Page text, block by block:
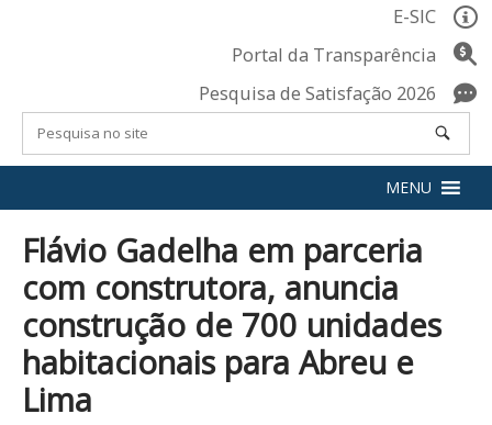
E-SIC
Portal da Transparência
Pesquisa de Satisfação 2026
MENU
Flávio Gadelha em parceria
com construtora, anuncia
construção de 700 unidades
habitacionais para Abreu e
Lima